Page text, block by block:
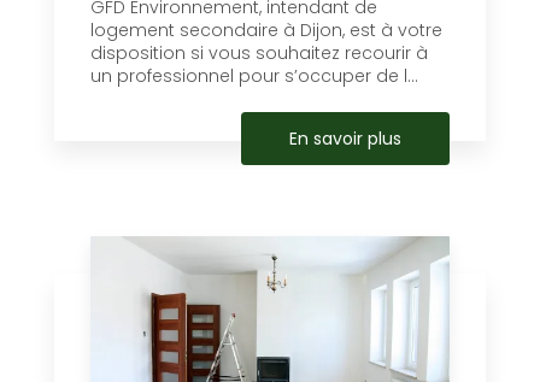
GFD Environnement, intendant de
logement secondaire à Dijon, est à votre
disposition si vous souhaitez recourir à
un professionnel pour s’occuper de l...
En savoir plus